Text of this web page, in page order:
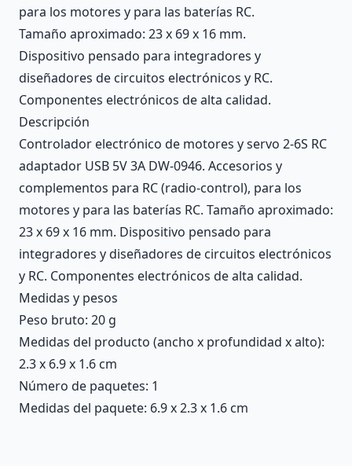
para los motores y para las baterías RC.
Tamaño aproximado: 23 x 69 x 16 mm.
Dispositivo pensado para integradores y
diseñadores de circuitos electrónicos y RC.
Componentes electrónicos de alta calidad.
Descripción
Controlador electrónico de motores y servo 2-6S RC
adaptador USB 5V 3A DW-0946. Accesorios y
complementos para RC (radio-control), para los
motores y para las baterías RC. Tamaño aproximado:
23 x 69 x 16 mm. Dispositivo pensado para
integradores y diseñadores de circuitos electrónicos
y RC. Componentes electrónicos de alta calidad.
Medidas y pesos
Peso bruto: 20 g
Medidas del producto (ancho x profundidad x alto):
2.3 x 6.9 x 1.6 cm
Número de paquetes: 1
Medidas del paquete: 6.9 x 2.3 x 1.6 cm